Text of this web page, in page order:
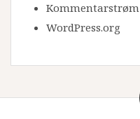
Kommentarstrøm
WordPress.org